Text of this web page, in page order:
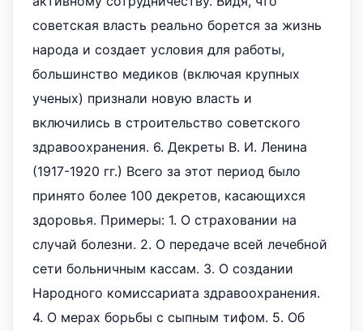
советская власть реально борется за жизнь
народа и создает условия для работы,
большинство медиков (включая крупных
ученых) признали новую власть и
включились в строительство советского
здравоохранения. 6. Декреты В. И. Ленина
(1917-1920 гг.) Всего за этот период было
принято более 100 декретов, касающихся
здоровья. Примеры: 1. О страховании на
случай болезни. 2. О передаче всей лечебной
сети больничным кассам. 3. О создании
Народного комиссариата здравоохранения.
4. О мерах борьбы с сыпным тифом. 5. Об